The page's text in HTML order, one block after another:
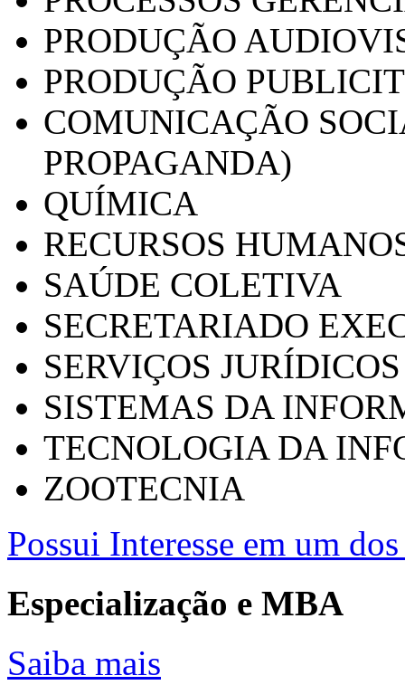
PRODUÇÃO
PRODUÇÃO
COMUNICAÇÃO
PROPAGANDA)
QUÍMICA
RECURSOS
SAÚDE COLETIVA
SECRETARIADO
SERVIÇOS
SISTEMAS DA
TECNOLOGIA DA
ZOOTECNIA
Possui Interesse em um
Especialização e MBA
Saiba mais